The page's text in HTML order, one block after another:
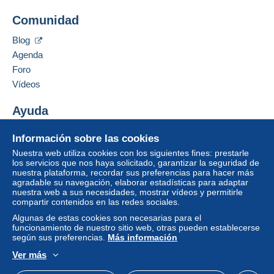
Pago por:
De 101gr a 250gr
10,73 €
De 251gr a 500gr
12,33 €
miembro y conectarse.
Identific
arse
Registr
arse
7 PL GAILLETON
69002
Añadir ese vendedor a los favoritos
Ocultar los objetos de este vendedor
Información sobre las cookies
Nuestra web utiliza cookies con los siguientes fines: prestarle
los servicios que nos haya solicitado, garantizar la seguridad de
nuestra plataforma, recordar sus preferencias para hacer más
agradable su navegación, elaborar estadísticas para adaptar
nuestra web a sus necesidades, mostrar vídeos y permitirle
compartir contenidos en las redes sociales.
Algunas de estas cookies son necesarias para el
funcionamiento de nuestro sitio web, otras pueden establecerse
según sus preferencias. Más información
Ver más
Comunidad
Blog
Agenda
Foro
Vídeos
Ayuda
Comprar en Delcampe
Vender en Delcampe
Una página securizada